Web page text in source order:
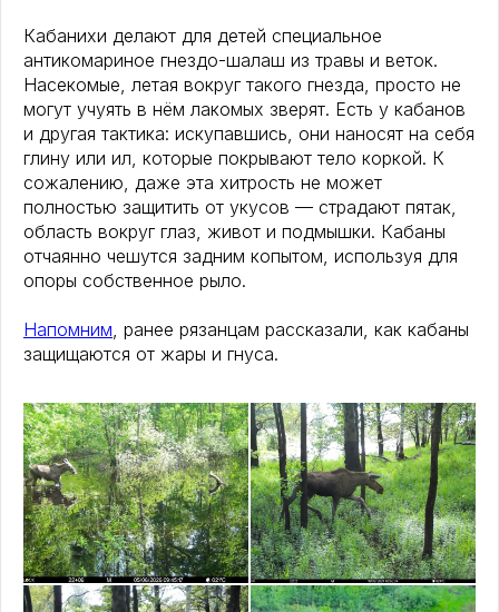
Кабанихи делают для детей специальное
антикомариное гнездо-шалаш из травы и веток.
Насекомые, летая вокруг такого гнезда, просто не
могут учуять в нём лакомых зверят. Есть у кабанов
и другая тактика: искупавшись, они наносят на себя
глину или ил, которые покрывают тело коркой. К
сожалению, даже эта хитрость не может
полностью защитить от укусов — страдают пятак,
область вокруг глаз, живот и подмышки. Кабаны
отчаянно чешутся задним копытом, используя для
опоры собственное рыло.
Напомним, ранее рязанцам рассказали, как кабаны
защищаются от жары и гнуса.